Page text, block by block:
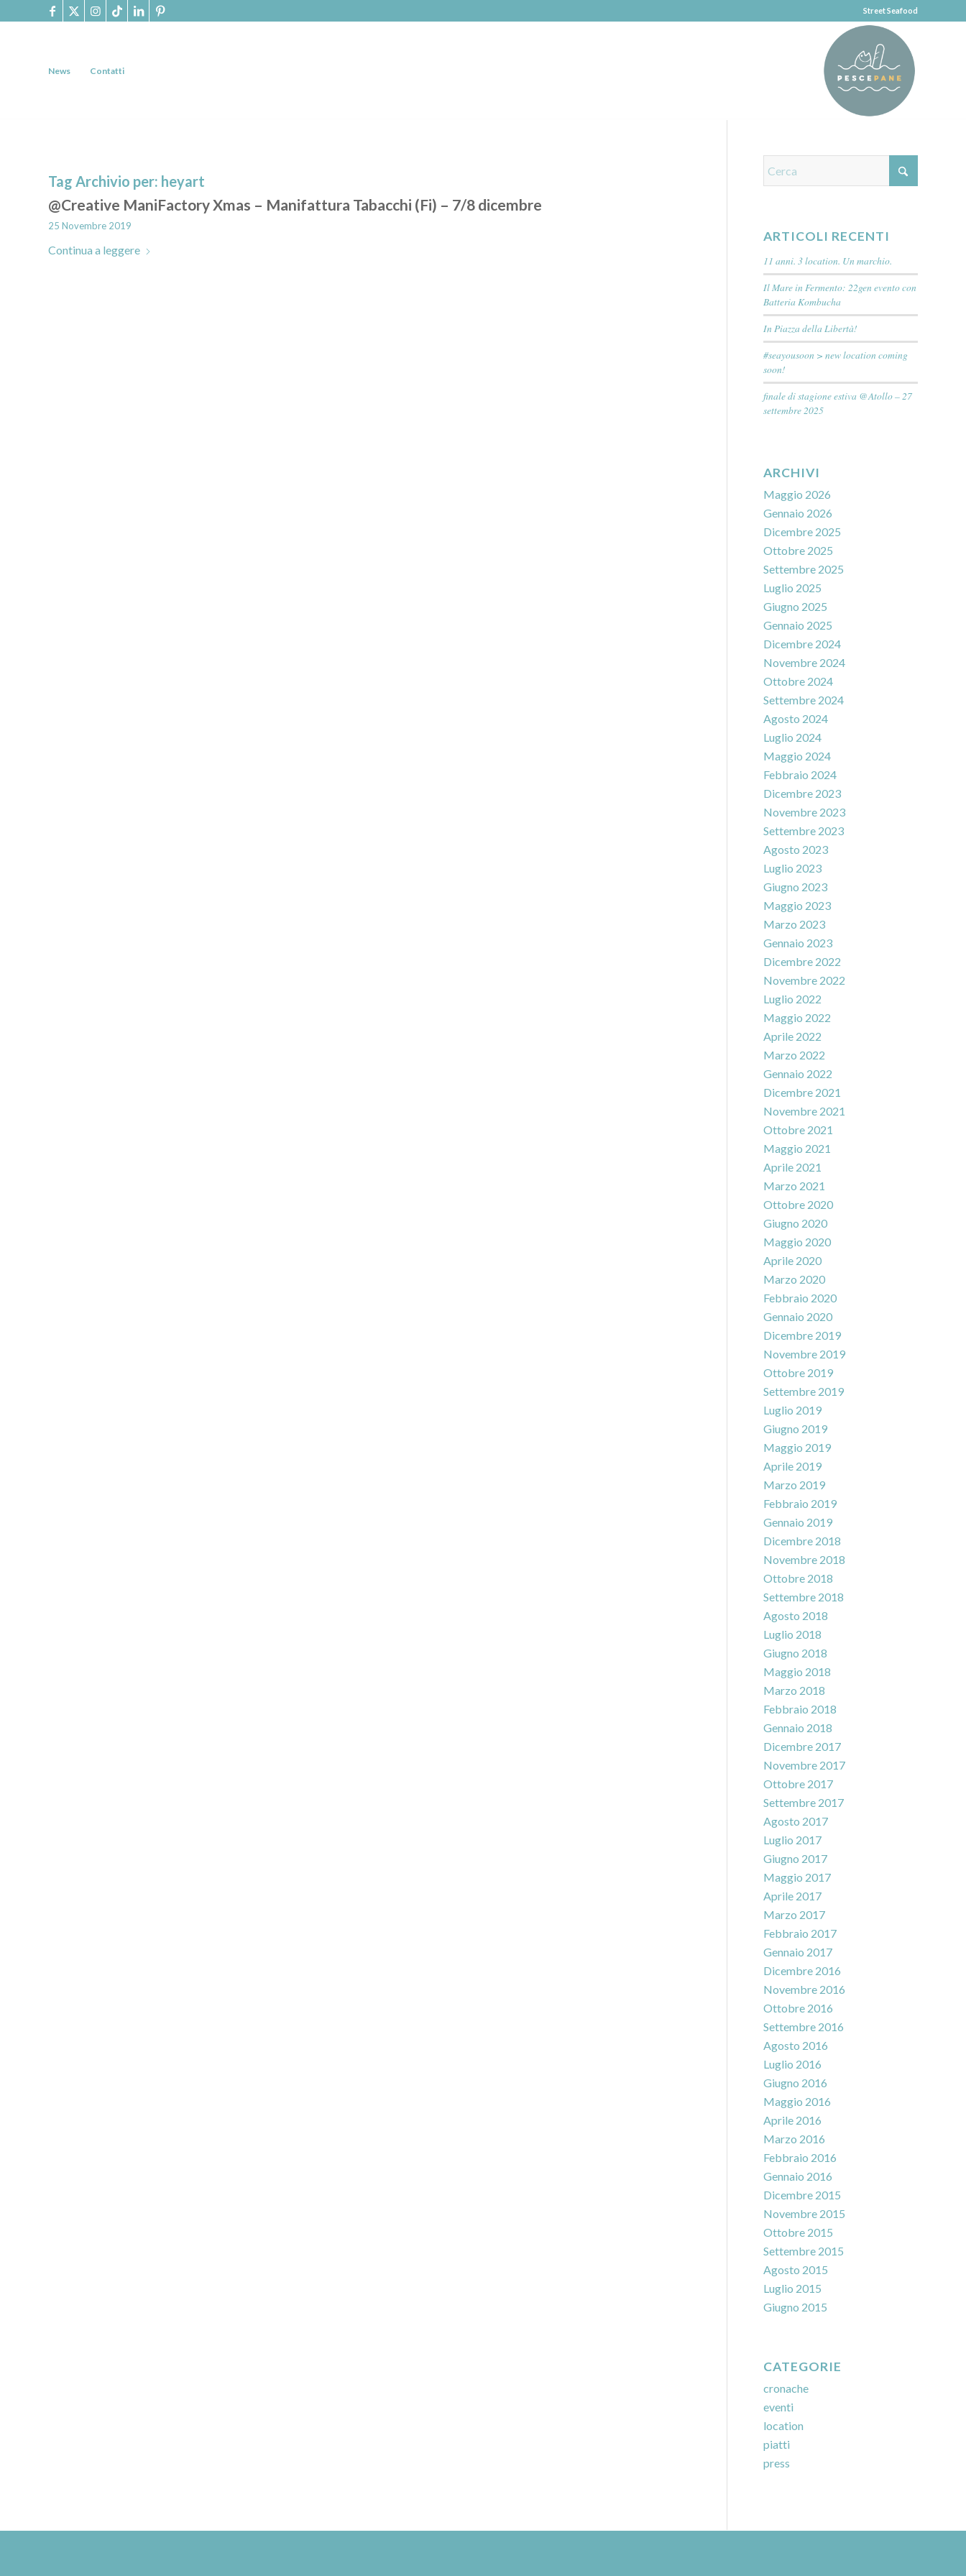
Street Seafood
News Contatti
Tag Archivio per: heyart
@Creative ManiFactory Xmas – Manifattura Tabacchi (Fi) – 7/8 dicembre
25 Novembre 2019
Continua a leggere
ARTICOLI RECENTI
11 anni. 3 location. Un marchio.
Il Mare in Fermento: 22gen evento con
Batteria Kombucha
In Piazza della Libertà!
#seayousoon > new location coming
soon!
finale di stagione estiva @Atollo – 27
settembre 2025
ARCHIVI
Maggio 2026
Gennaio 2026
Dicembre 2025
Ottobre 2025
Settembre 2025
Luglio 2025
Giugno 2025
Gennaio 2025
Dicembre 2024
Novembre 2024
Ottobre 2024
Settembre 2024
Agosto 2024
Luglio 2024
Maggio 2024
Febbraio 2024
Dicembre 2023
Novembre 2023
Settembre 2023
Agosto 2023
Luglio 2023
Giugno 2023
Maggio 2023
Marzo 2023
Gennaio 2023
Dicembre 2022
Novembre 2022
Luglio 2022
Maggio 2022
Aprile 2022
Marzo 2022
Gennaio 2022
Dicembre 2021
Novembre 2021
Ottobre 2021
Maggio 2021
Aprile 2021
Marzo 2021
Ottobre 2020
Giugno 2020
Maggio 2020
Aprile 2020
Marzo 2020
Febbraio 2020
Gennaio 2020
Dicembre 2019
Novembre 2019
Ottobre 2019
Settembre 2019
Luglio 2019
Giugno 2019
Maggio 2019
Aprile 2019
Marzo 2019
Febbraio 2019
Gennaio 2019
Dicembre 2018
Novembre 2018
Ottobre 2018
Settembre 2018
Agosto 2018
Luglio 2018
Giugno 2018
Maggio 2018
Marzo 2018
Febbraio 2018
Gennaio 2018
Dicembre 2017
Novembre 2017
Ottobre 2017
Settembre 2017
Agosto 2017
Luglio 2017
Giugno 2017
Maggio 2017
Aprile 2017
Marzo 2017
Febbraio 2017
Gennaio 2017
Dicembre 2016
Novembre 2016
Ottobre 2016
Settembre 2016
Agosto 2016
Luglio 2016
Giugno 2016
Maggio 2016
Aprile 2016
Marzo 2016
Febbraio 2016
Gennaio 2016
Dicembre 2015
Novembre 2015
Ottobre 2015
Settembre 2015
Agosto 2015
Luglio 2015
Giugno 2015
CATEGORIE
cronache
eventi
location
piatti
press